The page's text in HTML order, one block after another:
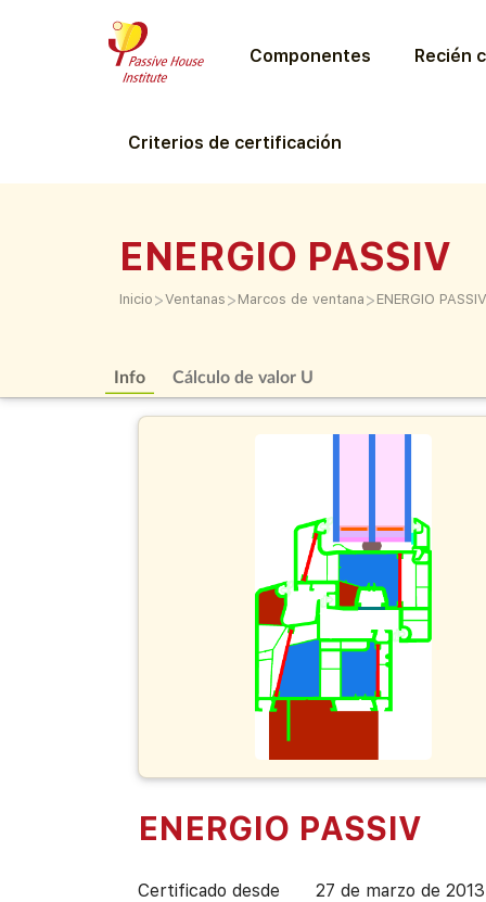
Componentes Recién
Criterios de certificación
ENERGIO PASSIV
Inicio >Ventanas > Marcos de ventana > ENERGIO PASSIV
Info Cálculo de valor U
ENERGIO PASSIV
Certificado desde 27 de marzo de 2013